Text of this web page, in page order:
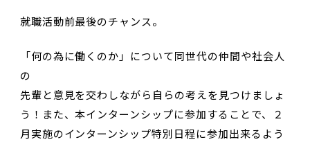
就職活動前最後のチャンス。
「何の為に働くのか」について同世代の仲間や社会人
の
先輩と意見を交わしながら自らの考えを見つけましょ
う！また、本インターンシップに参加することで、２
月実施のインターンシップ特別日程に参加出来るよう